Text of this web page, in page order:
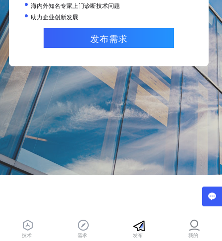
海内外知名专家上门诊断技术问题
助力企业创新发展
发布需求
技术 需求 发布 我的